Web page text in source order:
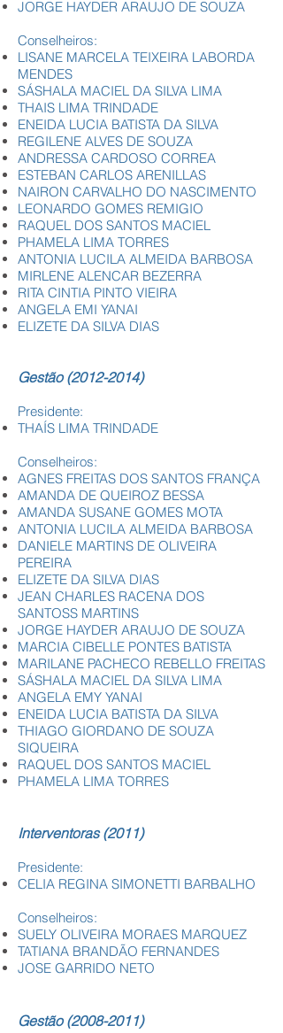
JORGE HAYDER ARAUJO DE SOUZA
Conselheiros:
LISANE MARCELA TEIXEIRA LABORDA
MENDES
SÁSHALA MACIEL DA SILVA LIMA
THAIS LIMA TRINDADE
ENEIDA LUCIA BATISTA DA SILVA
REGILENE ALVES DE SOUZA
ANDRESSA CARDOSO CORREA
ESTEBAN CARLOS ARENILLAS
NAIRON CARVALHO DO NASCIMENTO
LEONARDO GOMES REMIGIO
RAQUEL DOS SANTOS MACIEL
PHAMELA LIMA TORRES
ANTONIA LUCILA ALMEIDA BARBOSA
MIRLENE ALENCAR BEZERRA
RITA CINTIA PINTO VIEIRA
ANGELA EMI YANAI
ELIZETE DA SILVA DIAS
Gestão(2012-2014)
Presidente:
THAÍS LIMA TRINDADE
Conselheiros:
AGNES FREITAS DOS SANTOS FRANÇA
AMANDA DE QUEIROZ BESSA
AMANDA SUSANE GOMES MOTA
ANTONIA LUCILA ALMEIDA BARBOSA
DANIELE MARTINS DE OLIVEIRA
PEREIRA
ELIZETE DA SILVA DIAS
JEAN CHARLES RACENA DOS
SANTOSS MARTINS
JORGE HAYDER ARAUJO DE SOUZA
MARCIA CIBELLE PONTES BATISTA
MARILANE PACHECO REBELLO FREITAS
SÁSHALA MACIEL DA SILVA LIMA
ANGELA EMY YANAI
ENEIDA LUCIA BATISTA DA SILVA
THIAGO GIORDANO DE SOUZA
SIQUEIRA
RAQUEL DOS SANTOS MACIEL
PHAMELA LIMA TORRES
Interventoras (2011)
Presidente:
CELIA REGINA SIMONETTI BARBALHO
Conselheiros:
SUELY OLIVEIRA MORAES MARQUEZ
TATIANA BRANDÃO FERNANDES
JOSE GARRIDO NETO​
Gestão(2008-2011)